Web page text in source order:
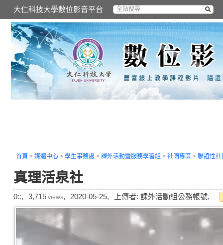
大仁科技大學數位影音平台
首頁 > 媒體中心 > 學生事務處 > 課外活動暨服務學習組 > 社團專區 > 聯誼性社
真理活泉社
0::, 3,715 views, 2020-05-25, 上傳者: 課外活動組公務帳號,